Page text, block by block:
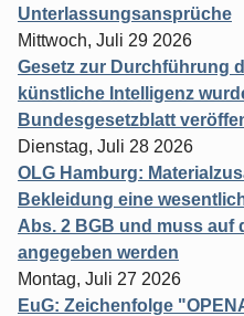
Unterlassungsansprüche
Mittwoch, Juli 29 2026
Gesetz zur Durchführung
künstliche Intelligenz
Bundesgesetzblatt
Dienstag, Juli 28 2026
OLG Hamburg:
Bekleidung eine
Abs. 2 BGB und muss auf
angegeben werden
Montag, Juli 27 2026
EuG: Zeichenfolge